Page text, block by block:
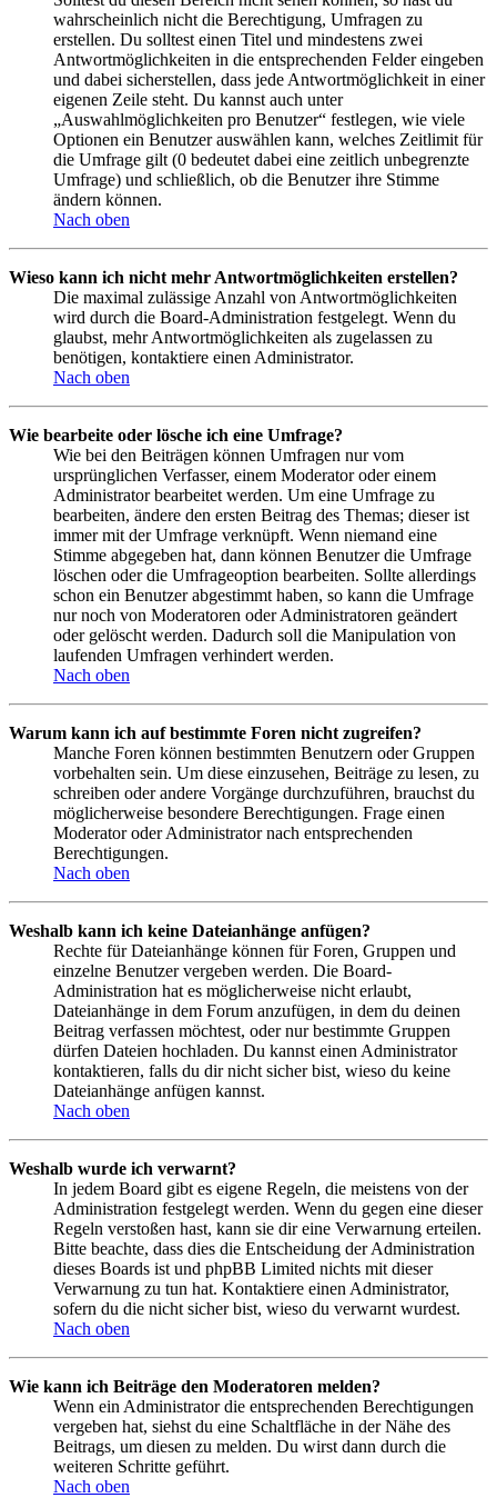
wahrscheinlich nicht die Berechtigung, Umfragen zu
erstellen. Du solltest einen Titel und mindestens zwei
Antwortmöglichkeiten in die entsprechenden Felder eingeben
und dabei sicherstellen, dass jede Antwortmöglichkeit in einer
eigenen Zeile steht. Du kannst auch unter
„Auswahlmöglichkeiten pro Benutzer“ festlegen, wie viele
Optionen ein Benutzer auswählen kann, welches Zeitlimit für
die Umfrage gilt (0 bedeutet dabei eine zeitlich unbegrenzte
Umfrage) und schließlich, ob die Benutzer ihre Stimme
ändern können.
Nach oben
Wieso kann ich nicht mehr Antwortmöglichkeiten erstellen?
Die maximal zulässige Anzahl von Antwortmöglichkeiten
wird durch die Board-Administration festgelegt. Wenn du
glaubst, mehr Antwortmöglichkeiten als zugelassen zu
benötigen, kontaktiere einen Administrator.
Nach oben
Wie bearbeite oder lösche ich eine Umfrage?
Wie bei den Beiträgen können Umfragen nur vom
ursprünglichen Verfasser, einem Moderator oder einem
Administrator bearbeitet werden. Um eine Umfrage zu
bearbeiten, ändere den ersten Beitrag des Themas; dieser ist
immer mit der Umfrage verknüpft. Wenn niemand eine
Stimme abgegeben hat, dann können Benutzer die Umfrage
löschen oder die Umfrageoption bearbeiten. Sollte allerdings
schon ein Benutzer abgestimmt haben, so kann die Umfrage
nur noch von Moderatoren oder Administratoren geändert
oder gelöscht werden. Dadurch soll die Manipulation von
laufenden Umfragen verhindert werden.
Nach oben
Warum kann ich auf bestimmte Foren nicht zugreifen?
Manche Foren können bestimmten Benutzern oder Gruppen
vorbehalten sein. Um diese einzusehen, Beiträge zu lesen, zu
schreiben oder andere Vorgänge durchzuführen, brauchst du
möglicherweise besondere Berechtigungen. Frage einen
Moderator oder Administrator nach entsprechenden
Berechtigungen.
Nach oben
Weshalb kann ich keine Dateianhänge anfügen?
Rechte für Dateianhänge können für Foren, Gruppen und
einzelne Benutzer vergeben werden. Die Board-
Administration hat es möglicherweise nicht erlaubt,
Dateianhänge in dem Forum anzufügen, in dem du deinen
Beitrag verfassen möchtest, oder nur bestimmte Gruppen
dürfen Dateien hochladen. Du kannst einen Administrator
kontaktieren, falls du dir nicht sicher bist, wieso du keine
Dateianhänge anfügen kannst.
Nach oben
Weshalb wurde ich verwarnt?
In jedem Board gibt es eigene Regeln, die meistens von der
Administration festgelegt werden. Wenn du gegen eine dieser
Regeln verstoßen hast, kann sie dir eine Verwarnung erteilen.
Bitte beachte, dass dies die Entscheidung der Administration
dieses Boards ist und phpBB Limited nichts mit dieser
Verwarnung zu tun hat. Kontaktiere einen Administrator,
sofern du die nicht sicher bist, wieso du verwarnt wurdest.
Nach oben
Wie kann ich Beiträge den Moderatoren melden?
Wenn ein Administrator die entsprechenden Berechtigungen
vergeben hat, siehst du eine Schaltfläche in der Nähe des
Beitrags, um diesen zu melden. Du wirst dann durch die
weiteren Schritte geführt.
Nach oben